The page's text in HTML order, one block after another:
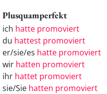
Plusquamperfekt
ich hatte promoviert
du hattest promoviert
er/sie/es hatte promoviert
wir hatten promoviert
ihr hattet promoviert
sie/Sie hatten promoviert